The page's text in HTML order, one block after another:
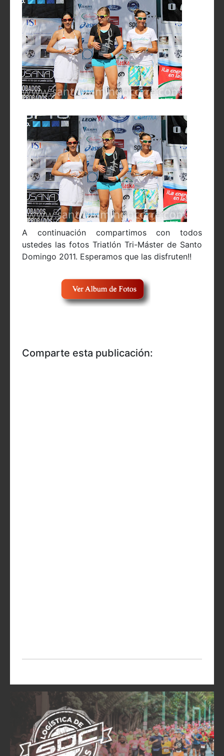
A continuación compartimos con todos
ustedes las fotos Triatlón Tri-Máster de Santo
Domingo 2011. Esperamos que las disfruten!!
Comparte esta publicación: